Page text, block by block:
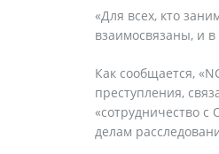
«Для всех, кто
взаимосвязаны, и
Как сообщается,
преступления,
«сотрудничество
делам